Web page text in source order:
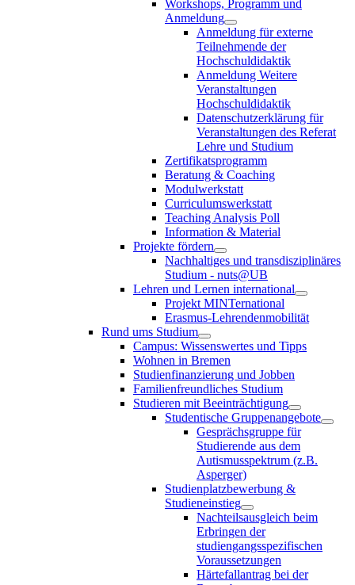
Workshops, Programm und
Anmeldung
Anmeldung für externe
Teilnehmende der
Hochschuldidaktik
Anmeldung Weitere
Veranstaltungen
Hochschuldidaktik
Datenschutzerklärung für
Veranstaltungen des Referat
Lehre und Studium
Zertifikatsprogramm
Beratung & Coaching
Modulwerkstatt
Curriculumswerkstatt
Teaching Analysis Poll
Information & Material
Projekte fördern
Nachhaltiges und transdisziplinäres
Studium - nuts@UB
Lehren und Lernen international
Projekt MINTernational
Erasmus-Lehrendenmobilität
Rund ums Studium
Campus: Wissenswertes und Tipps
Wohnen in Bremen
Studienfinanzierung und Jobben
Familienfreundliches Studium
Studieren mit Beeinträchtigung
Studentische Gruppenangebote
Gesprächsgruppe für
Studierende aus dem
Autismusspektrum (z.B.
Asperger)
Studienplatzbewerbung &
Studieneinstieg
Nachteilsausgleich beim
Erbringen der
studiengangsspezifischen
Voraussetzungen
Härtefallantrag bei der